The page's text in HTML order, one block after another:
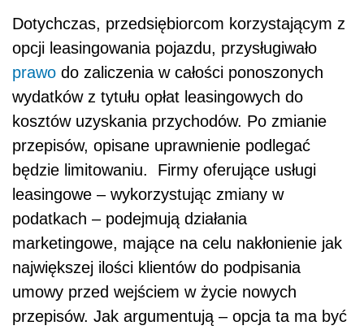
Dotychczas, przedsiębiorcom korzystającym z
opcji leasingowania pojazdu, przysługiwało
prawo do zaliczenia w całości ponoszonych
wydatków z tytułu opłat leasingowych do
kosztów uzyskania przychodów. Po zmianie
przepisów, opisane uprawnienie podlegać
będzie limitowaniu. Firmy oferujące usługi
leasingowe – wykorzystując zmiany w
podatkach – podejmują działania
marketingowe, mające na celu nakłonienie jak
największej ilości klientów do podpisania
umowy przed wejściem w życie nowych
przepisów. Jak argumentują – opcja ta ma być